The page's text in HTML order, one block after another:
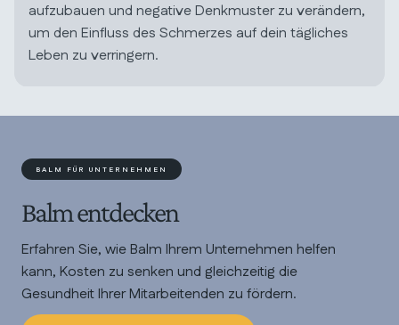
aufzubauen und negative Denkmuster zu verändern,
um den Einfluss des Schmerzes auf dein tägliches
Leben zu verringern.
BALM FÜR UNTERNEHMEN
Balm entdecken
Erfahren Sie, wie Balm Ihrem Unternehmen helfen
kann, Kosten zu senken und gleichzeitig die
Gesundheit Ihrer Mitarbeitenden zu fördern.